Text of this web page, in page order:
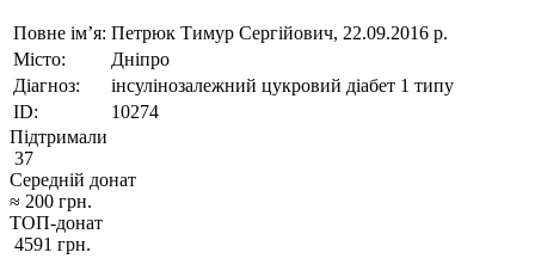
Повне ім’я: Петрюк Тимур Сергійович, 22.09.2016 р.
Місто:
Дніпро
Діагноз:
інсулінозалежний цукровий діабет 1 типу
ID:
10274
Підтримали
37
Середній донат
≈ 200 грн.
ТОП-донат
4591 грн.